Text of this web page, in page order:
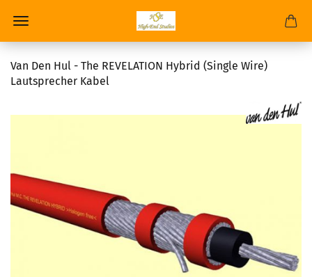
Van Den Hul - The REVELATION Hybrid (Single Wire)
Lautsprecher Kabel